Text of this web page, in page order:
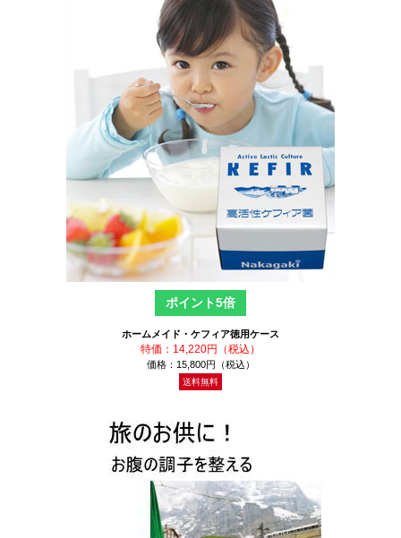
ポイント5倍
ホームメイド・ケフィア徳用ケース
特価：14,220円（税込）
価格：15,800円（税込）
送料無料